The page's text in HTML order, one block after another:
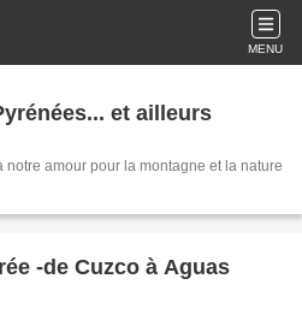
MENU
et ailleurs
amour pour la montagne et la nature
-de Cuzco à Aguas